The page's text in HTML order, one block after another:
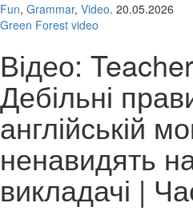
Fun, Grammar, Video. 20.05.2026
Green Forest video
Відео:
Дебільні
англійській
ненавидять
викладачі |